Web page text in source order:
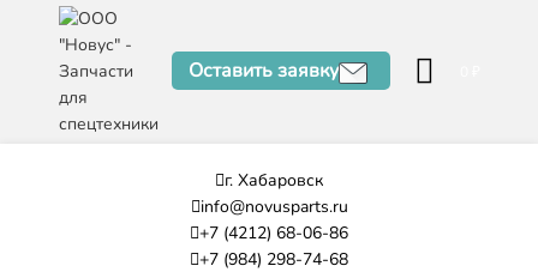
Оставить заявку
г. Хабаровск
info@novusparts.ru
+7 (4212) 68-06-86
+7 (984) 298-74-68